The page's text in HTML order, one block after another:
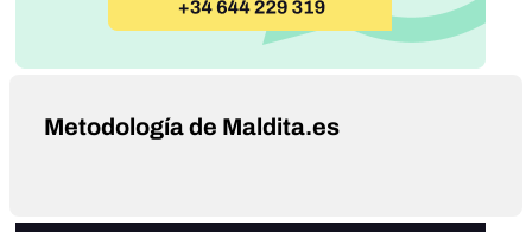
Metodología de Maldita.es